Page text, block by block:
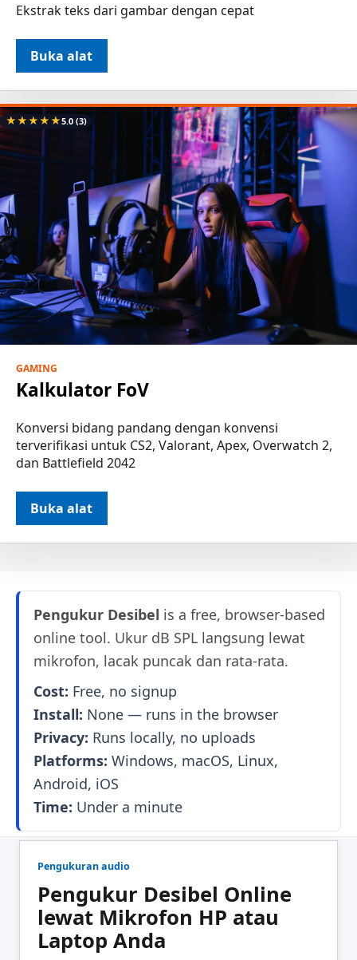
Ekstrak teks dari gambar dengan cepat
Buka alat
★★★★★5.0(3)
GAMING
Kalkulator FoV
Konversi bidang pandang dengan konvensi
terverifikasi untuk CS2, Valorant, Apex, Overwatch 2,
dan Battlefield 2042
Buka alat
Pengukur Desibel is a free, browser-based
online tool. Ukur dB SPL langsung lewat
mikrofon, lacak puncak dan rata-rata.
Cost: Free, no signup
Install: None — runs in the browser
Privacy: Runs locally, no uploads
Platforms: Windows, macOS, Linux,
Android, iOS
Time: Under a minute
Pengukuran audio
Pengukur Desibel Online
lewat Mikrofon HP atau
Laptop Anda